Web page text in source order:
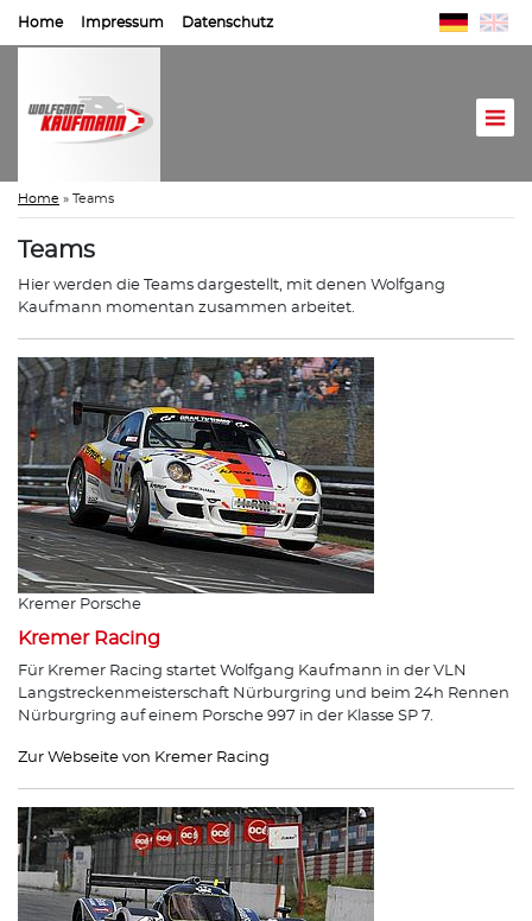
Home Impressum Datenschutz
Home » Teams
Teams
Hier werden die Teams dargestellt, mit denen Wolfgang
Kaufmann momentan zusammen arbeitet.
Kremer Porsche
Kremer Racing
Für Kremer Racing startet Wolfgang Kaufmann in der VLN
Langstreckenmeisterschaft Nürburgring und beim 24h Rennen
Nürburgring auf einem Porsche 997 in der Klasse SP 7.
Zur Webseite von Kremer Racing